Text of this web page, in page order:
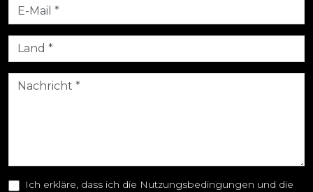
Ich erkläre, dass ich die Nutzungsbedingungen und die